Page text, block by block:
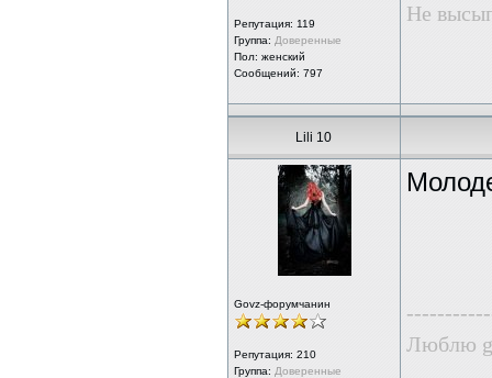
Репутация: 119
Группа: Доверенные
Пол: женский
Сообщений: 797
Не
Lili 10
Govz-форумчанин
Репутация: 210
Группа: Доверенные
Люблю